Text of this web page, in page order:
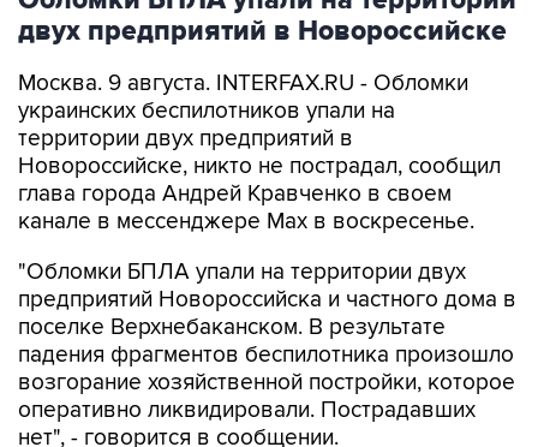
Москва. 9 августа. INTERFAX.RU - Обломки
территории двух предприятий в
Новороссийске, никто не пострадал, сообщил
глава города Андрей Кравченко в своем
канале в мессенджере Max в воскресенье.
"Обломки БПЛА упали на территории двух
поселке Верхнебаканском. В результате
падения фрагментов беспилотника произошло
возгорание хозяйственной постройки, которое
оперативно ликвидировали. Пострадавших
нет", - говорится в сообщении.